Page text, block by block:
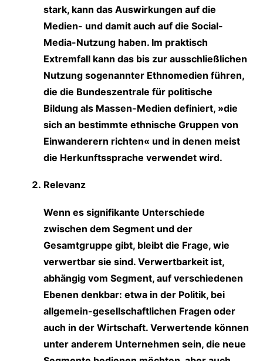
stark, kann das Auswirkungen auf die
Medien- und damit auch auf die Social-
Media-Nutzung haben. Im praktisch
Extremfall kann das bis zur ausschließlichen
Nutzung sogenannter Ethnomedien führen,
die die Bundeszentrale für politische
Bildung als Massen-Medien definiert, »die
sich an bestimmte ethnische Gruppen von
Einwanderern richten« und in denen meist
die Herkunftssprache verwendet wird.
Relevanz
Wenn es signifikante Unterschiede
zwischen dem Segment und der
Gesamtgruppe gibt, bleibt die Frage, wie
verwertbar sie sind. Verwertbarkeit ist,
abhängig vom Segment, auf verschiedenen
Ebenen denkbar: etwa in der Politik, bei
allgemein-gesellschaftlichen Fragen oder
auch in der Wirtschaft. Verwertende können
unter anderem Unternehmen sein, die neue